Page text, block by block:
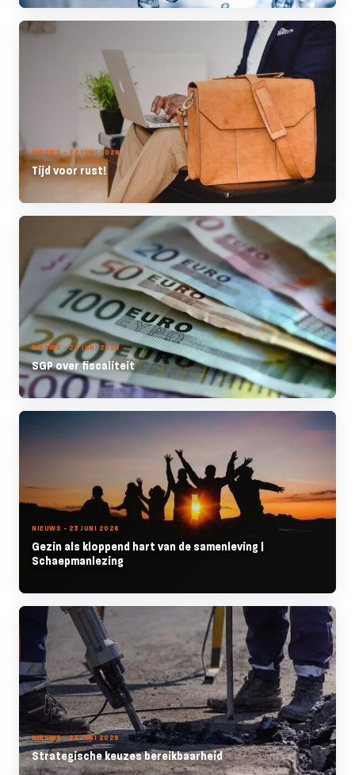
NIEUWS - 24 JUNI 2026
Tijd voor rust!
NIEUWS - 24 JUNI 2026
SGP over fiscaliteit
NIEUWS - 23 JUNI 2026
Gezin als kloppend hart van de samenleving |
Schaepmanlezing
NIEUWS - 23 JUNI 2026
Strategische keuzes bereikbaarheid